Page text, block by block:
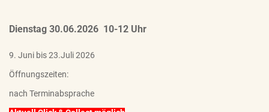
Dienstag 30.06.2026 10-12 Uhr
9. Juni bis 23.Juli 2026
Öffnungszeiten:
nach Terminabsprache